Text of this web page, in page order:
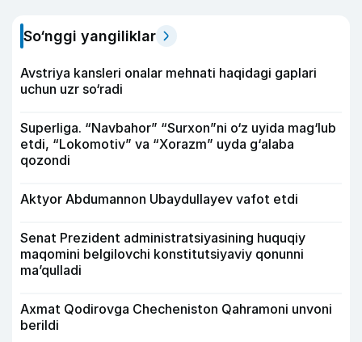
So‘nggi yangiliklar
Avstriya kansleri onalar mehnati haqidagi gaplari
uchun uzr so‘radi
Superliga. “Navbahor” “Surxon”ni o‘z uyida mag‘lub
etdi, “Lokomotiv” va “Xorazm” uyda g‘alaba
qozondi
Aktyor Abdu­mannon Ubaydullayev vafot etdi
Senat Prezident administratsiyasining huquqiy
maqomini belgilovchi konstitutsiyaviy qonunni
ma’qulladi
Axmat Qodirovga Checheniston Qahramoni unvoni
berildi